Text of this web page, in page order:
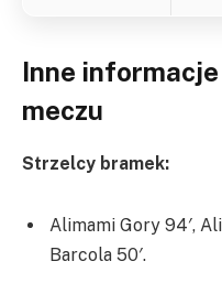
Inne
meczu
Strzelcy bramek:
Alimami Gory 94′,
Barcola 50′.